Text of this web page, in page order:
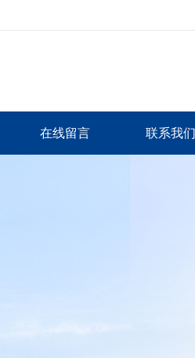
在线留言 联系我们